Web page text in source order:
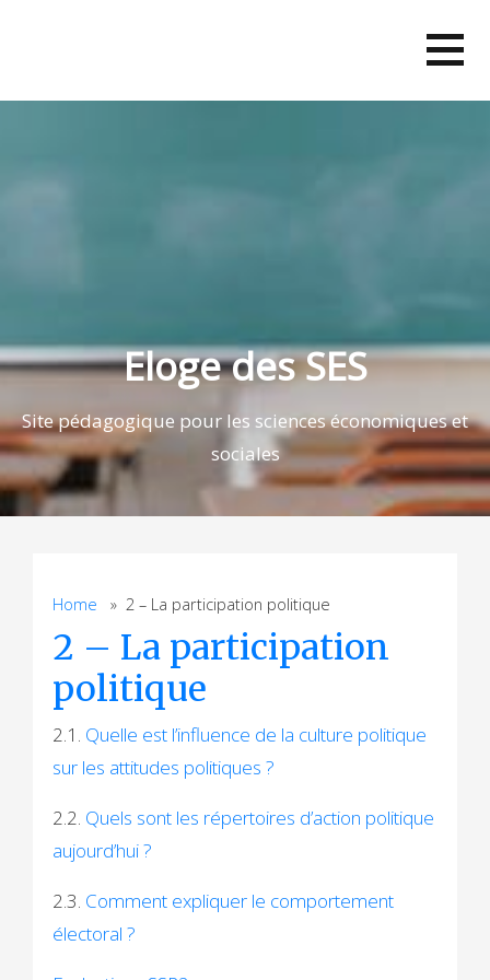
Eloge des SES
Site pédagogique pour les sciences économiques et
sociales
Home » 2 – La participation politique
2 – La participation
politique
2.1. Quelle est l’influence de la culture politique
sur les attitudes politiques ?
2.2. Quels sont les répertoires d’action politique
aujourd’hui ?
2.3. Comment expliquer le comportement
électoral ?